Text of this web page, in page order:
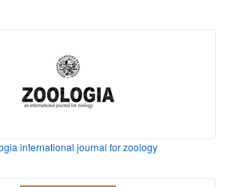
international journal for zoology